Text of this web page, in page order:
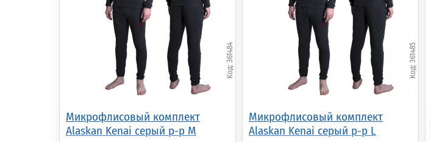
Микрофлисовый комплект
Alaskan Kenai серый р-р M
361484
Микрофлисовый комплект
Alaskan Kenai серый р-р L
361485